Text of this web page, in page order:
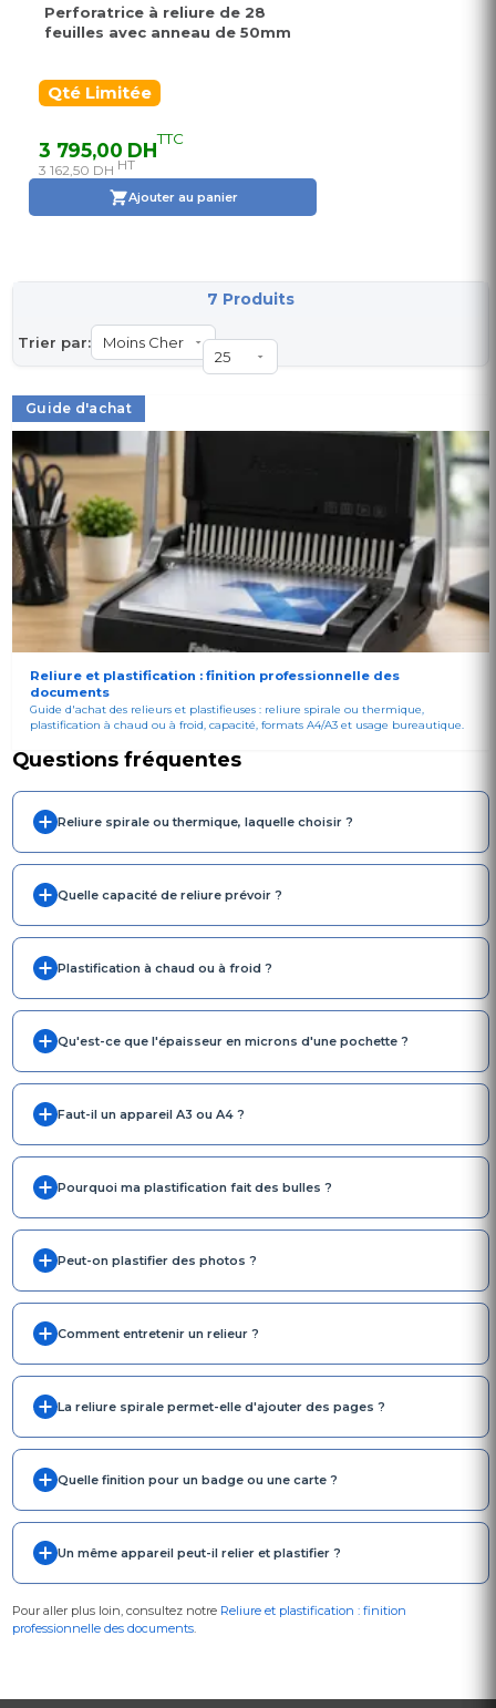
Perforatrice à reliure de 28
feuilles avec anneau de 50mm
Qté Limitée
3 795,00 DHTTC
3 162,50 DH HT
Ajouter au panier
Trier par:
7 Produits
Guide d'achat
Reliure et plastification : finition professionnelle des
documents
Guide d'achat des relieurs et plastifieuses : reliure spirale ou thermique,
plastification à chaud ou à froid, capacité, formats A4/A3 et usage bureautique.
Questions fréquentes
Reliure spirale ou thermique, laquelle choisir ?
Quelle capacité de reliure prévoir ?
Plastification à chaud ou à froid ?
Qu'est-ce que l'épaisseur en microns d'une pochette ?
Faut-il un appareil A3 ou A4 ?
Pourquoi ma plastification fait des bulles ?
Peut-on plastifier des photos ?
Comment entretenir un relieur ?
La reliure spirale permet-elle d'ajouter des pages ?
Quelle finition pour un badge ou une carte ?
Un même appareil peut-il relier et plastifier ?
Pour aller plus loin, consultez notre Reliure et plastification : finition
professionnelle des documents.